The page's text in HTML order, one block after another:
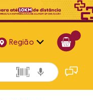
Região
Alagoas
Bahia